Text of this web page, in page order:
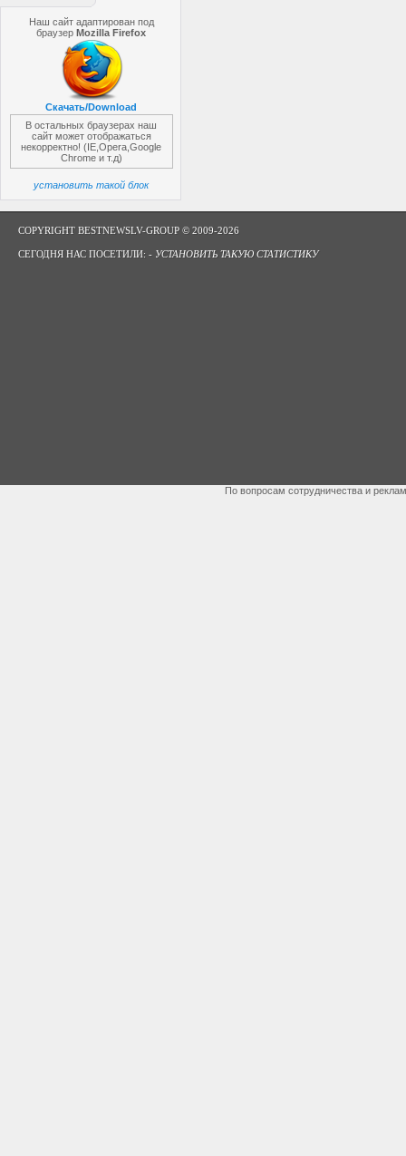
Наш сайт адаптирован под
браузерMozilla Firefox
Скачать/Download
В остальных браузерах наш
сайт может отображаться
некорректно! (IE,Opera,Google
Chrome и т.д)
установить такой блок
COPYRIGHT BESTNEWSLV-GROUP © 2009-2026
СЕГОДНЯ НАС ПОСЕТИЛИ: - УСТАНОВИТЬ ТАКУЮ СТАТИСТИКУ
По вопросам сотрудничества и